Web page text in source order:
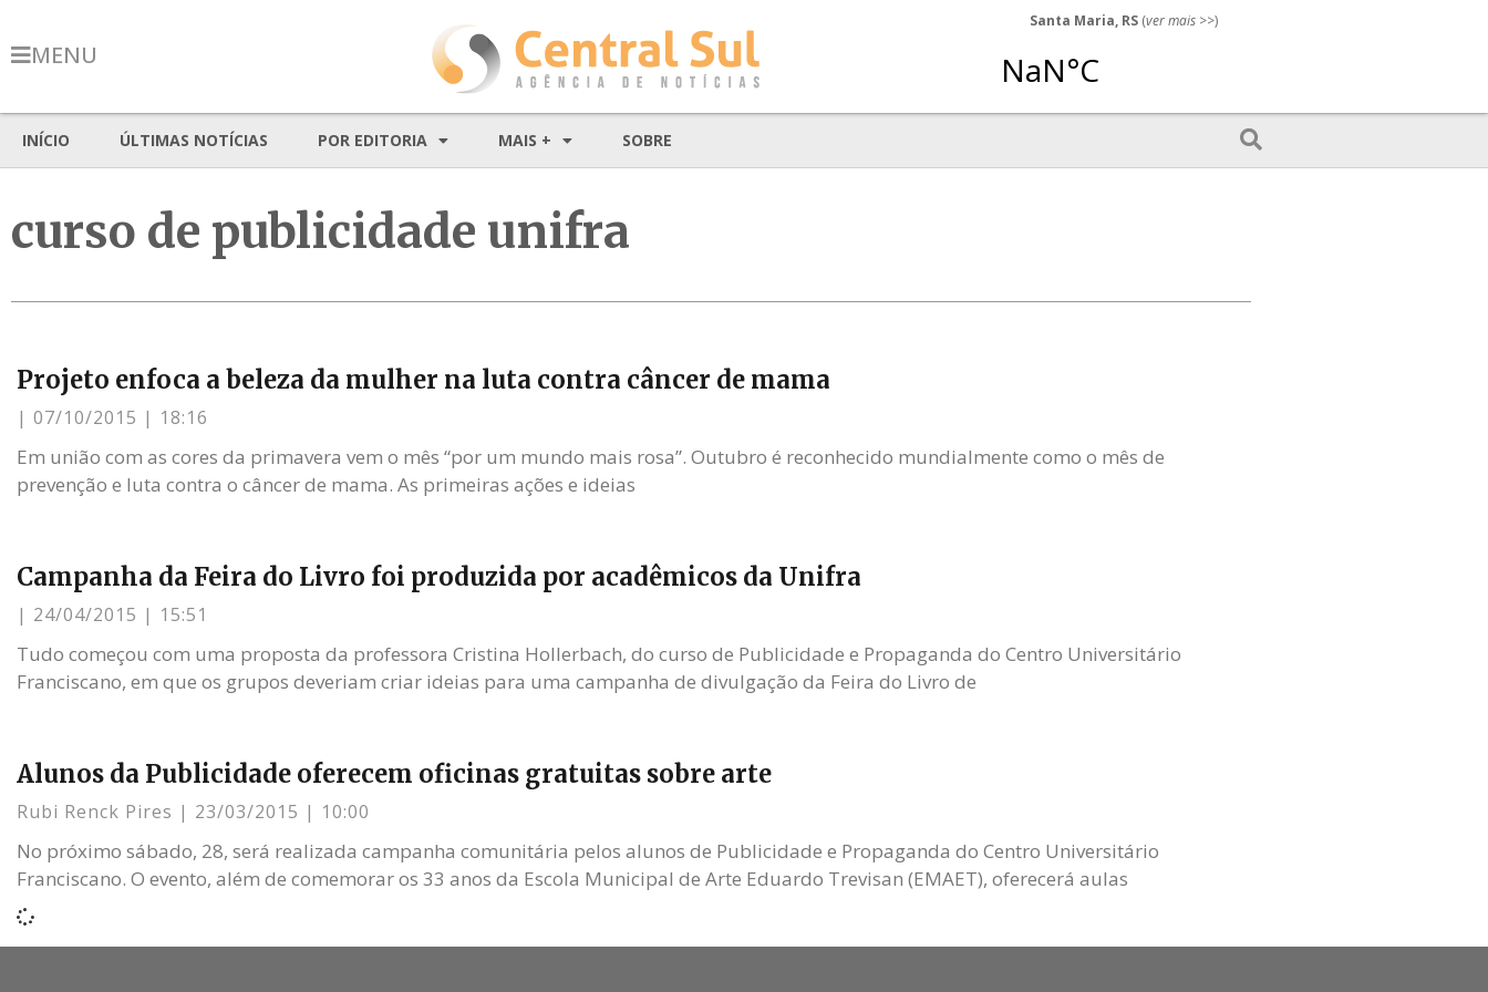
MENU
Santa Maria, RS (ver mais >>)
INÍCIO ÚLTIMAS NOTÍCIAS POR EDITORIA MAIS + SOBRE
curso de publicidade unifra
Projeto enfoca a beleza da mulher na luta contra câncer de mama
07/10/2015 18:16
Em união com as cores da primavera vem o mês “por um mundo mais rosa”. Outubro é reconhecido mundialmente como o mês de
prevenção e luta contra o câncer de mama. As primeiras ações e ideias
Campanha da Feira do Livro foi produzida por acadêmicos da Unifra
24/04/2015 15:51
Tudo começou com uma proposta da professora Cristina Hollerbach, do curso de Publicidade e Propaganda do Centro Universitário
Franciscano, em que os grupos deveriam criar ideias para uma campanha de divulgação da Feira do Livro de
Alunos da Publicidade oferecem oficinas gratuitas sobre arte
Rubi Renck Pires 23/03/2015 10:00
No próximo sábado, 28, será realizada campanha comunitária pelos alunos de Publicidade e Propaganda do Centro Universitário
Franciscano. O evento, além de comemorar os 33 anos da Escola Municipal de Arte Eduardo Trevisan (EMAET), oferecerá aulas